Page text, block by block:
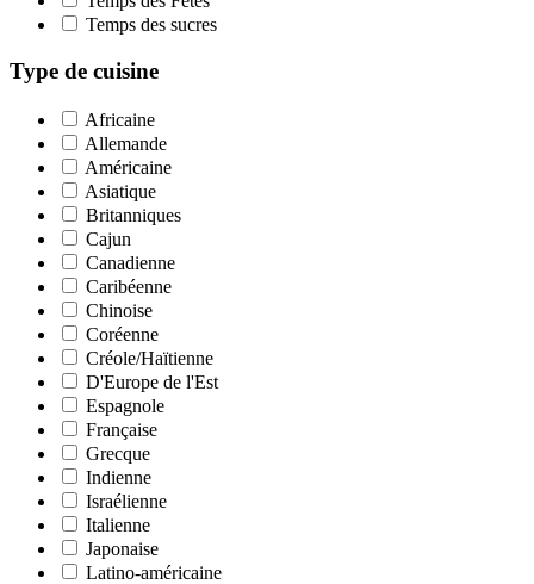
Temps des sucres
Type de cuisine
Africaine
Allemande
Américaine
Asiatique
Britanniques
Cajun
Canadienne
Caribéenne
Chinoise
Coréenne
Créole/Haïtienne
D'Europe de l'Est
Espagnole
Française
Grecque
Indienne
Israélienne
Italienne
Japonaise
Latino-américaine